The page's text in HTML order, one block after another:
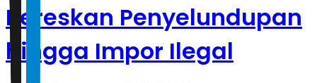
Bereskan Penyelundupan
hingga Impor Ilegal